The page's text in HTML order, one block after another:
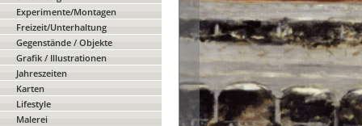
Experimente/Montagen
Freizeit/Unterhaltung
Gegenstände / Objekte
Grafik / Illustrationen
Jahreszeiten
Karten
Lifestyle
Malerei